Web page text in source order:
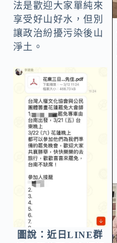
法是歡迎大家單純來
享受好山好水，但別
讓政治紛擾污染後山
淨土。
圖說：近日LINE群